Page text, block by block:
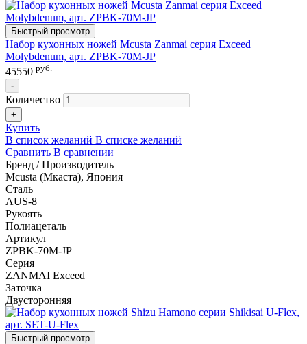
Быстрый просмотр
Набор кухонных ножей Mcusta Zanmai серия Exceed
Molybdenum, арт. ZPBK-70M-JP
45550 руб.
-
Количество
+
Купить
В список желаний В списке желаний
Сравнить В сравнении
Бренд / Производитель
Mcusta (Мкаста), Япония
Сталь
AUS-8
Рукоять
Полиацеталь
Артикул
ZPBK-70M-JP
Серия
ZANMAI Exceed
Заточка
Двусторонняя
Быстрый просмотр